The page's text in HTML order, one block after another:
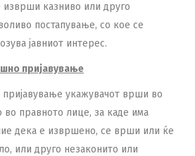
изврши казниво или друго
постапување, со кое се
јавниот интерес.
пријавување
укажувачот врши во
во правното лице, за каде има
дека е извршено, се врши или ќе
или друго незаконито или